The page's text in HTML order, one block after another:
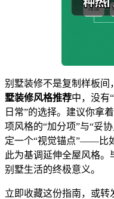
别墅装修不是复制样板间
墅装修风格推荐中，没有
日常”的选择。建议你拿
项风格的“加分项”与“妥
定一个“视觉锚点”——比
此为基调延伸全屋风格
别墅生活的终极意义。
立即收藏这份指南，或